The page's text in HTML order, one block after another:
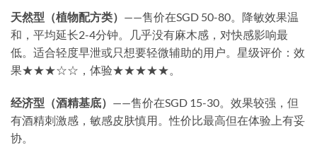
天然型（植物配方类） ——售价在SGD 50-80。降敏效果温
和，平均延长2-4分钟。几乎没有麻木感，对快感影响最
低。适合轻度早泄或只想要轻微辅助的用户。星级评价：效
果★★★☆☆，体验★★★★★。
经济型（酒精基底） ——售价在SGD 15-30。效果较强，但
有酒精刺激感，敏感皮肤慎用。性价比最高但在体验上有妥
协。